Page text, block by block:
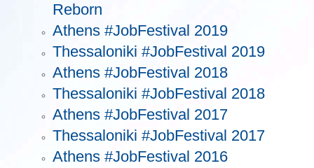
Reborn
Athens #JobFestival 2019
Thessaloniki #JobFestival 2019
Athens #JobFestival 2018
Thessaloniki #JobFestival 2018
Athens #JobFestival 2017
Τhessaloniki #JobFestival 2017
Athens #JobFestival 2016